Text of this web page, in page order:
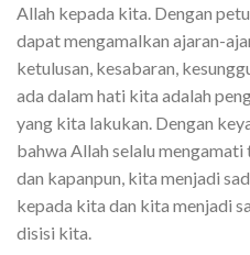
Allah kepada kita. Dengan
dapat mengamalkan ajaran-
ketulusan, kesabaran,
ada dalam hati kita adalah
yang kita lakukan. Dengan
bahwa Allah selalu
dan kapanpun, kita menjadi
kepada kita dan kita menjadi
disisi kita.